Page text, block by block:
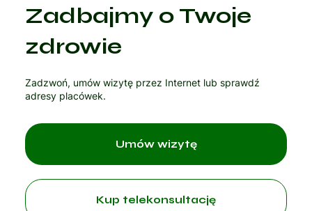
Zadbajmy o Twoje
zdrowie
Zadzwoń, umów wizytę przez Internet lub sprawdź
adresy placówek.
Kup telekonsultację
Umów wizytę